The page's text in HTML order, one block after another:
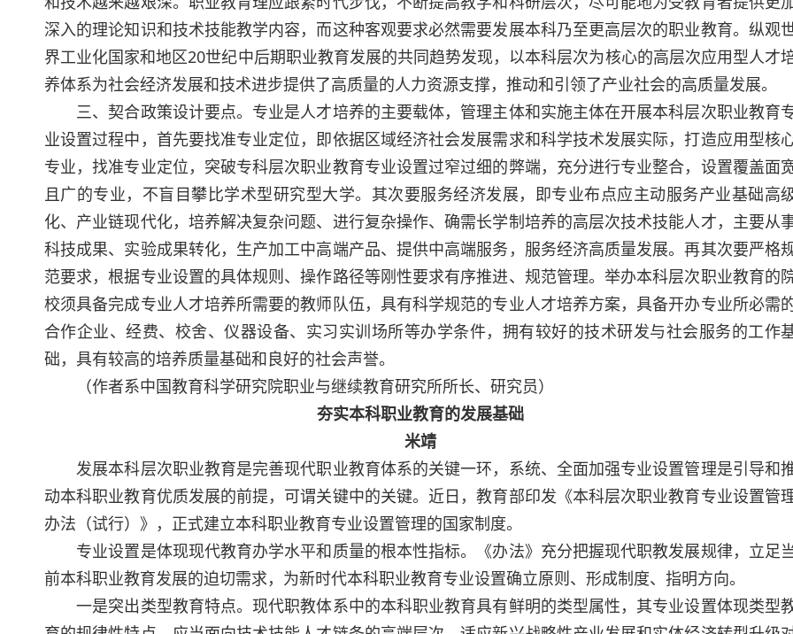
深入的理论知识和技术技能教学内容，而这种客观要求必然需要发展本科乃至更高层次的职业教育。纵观
界工业化国家和地区20世纪中后期职业教育发展的共同趋势发现，以本科层次为核心的高层次应用型人才
养体系为社会经济发展和技术进步提供了高质量的人力资源支撑，推动和引领了产业社会的高质量发展。
三、契合政策设计要点。专业是人才培养的主要载体，管理主体和实施主体在开展本科层次职业教育
业设置过程中，首先要找准专业定位，即依据区域经济社会发展需求和科学技术发展实际，打造应用型核
专业，找准专业定位，突破专科层次职业教育专业设置过窄过细的弊端，充分进行专业整合，设置覆盖面
且广的专业，不盲目攀比学术型研究型大学。其次要服务经济发展，即专业布点应主动服务产业基础高
化、产业链现代化，培养解决复杂问题、进行复杂操作、确需长学制培养的高层次技术技能人才，主要从
科技成果、实验成果转化，生产加工中高端产品、提供中高端服务，服务经济高质量发展。再其次要严格
范要求，根据专业设置的具体规则、操作路径等刚性要求有序推进、规范管理。举办本科层次职业教育的
校须具备完成专业人才培养所需要的教师队伍，具有科学规范的专业人才培养方案，具备开办专业所必需
合作企业、经费、校舍、仪器设备、实习实训场所等办学条件，拥有较好的技术研发与社会服务的工作
础，具有较高的培养质量基础和良好的社会声誉。
（作者系中国教育科学研究院职业与继续教育研究所所长、研究员）
夯实本科职业教育的发展基础
米靖
发展本科层次职业教育是完善现代职业教育体系的关键一环，系统、全面加强专业设置管理是引导和
动本科职业教育优质发展的前提，可谓关键中的关键。近日，教育部印发《本科层次职业教育专业设置管
办法（试行）》，正式建立本科职业教育专业设置管理的国家制度。
专业设置是体现现代教育办学水平和质量的根本性指标。《办法》充分把握现代职教发展规律，立足
前本科职业教育发展的迫切需求，为新时代本科职业教育专业设置确立原则、形成制度、指明方向。
一是突出类型教育特点。现代职教体系中的本科职业教育具有鲜明的类型属性，其专业设置体现类型